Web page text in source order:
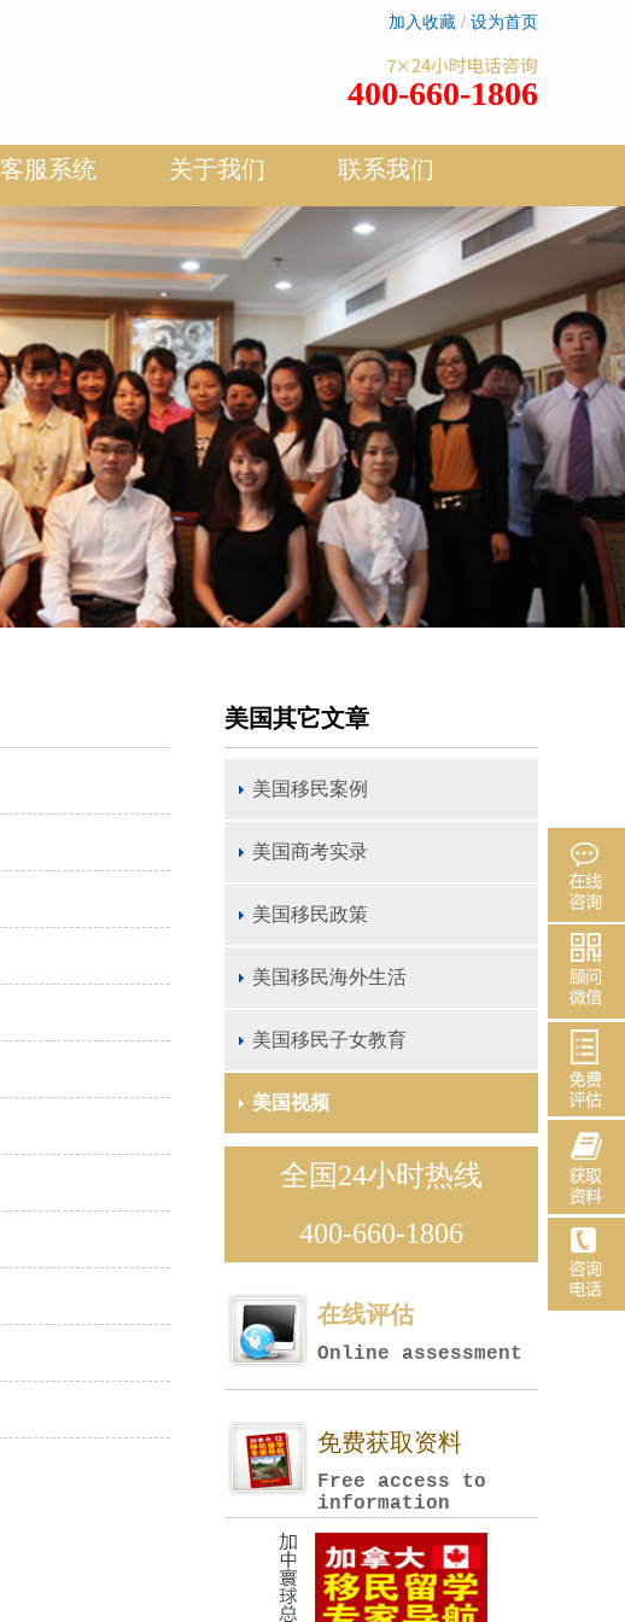
加入收藏 / 设为首页
400-660-1806
客服系统 关于我们 联系我们
美国其它文章
美国移民案例
美国商考实录
美国移民政策
美国移民海外生活
美国移民子女教育
美国视频
全国24小时热线
400-660-1806
在线评估
Online assessment
免费获取资料
Free access to
information